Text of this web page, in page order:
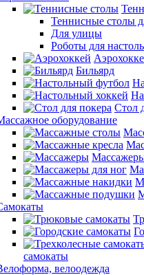
Теннисные столы
Для улицы
Роботы для
Бильярд
Стол
оборудование
самокаты
велоодежда